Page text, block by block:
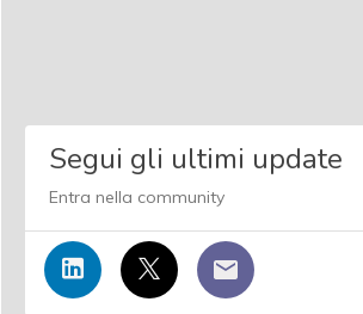
Segui gli ultimi update
Entra nella community